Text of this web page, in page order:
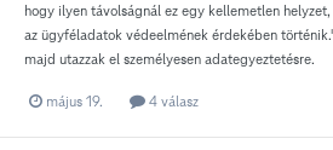
hogy ilyen távolságnál ez egy kellemetlen
az ügyféladatok védeelmének érdekében
majd utazzak el személyesen adategyeztetésre.
május 19. 4 válasz